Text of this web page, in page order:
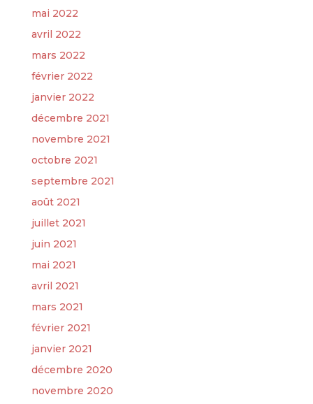
mai 2022
avril 2022
mars 2022
février 2022
janvier 2022
décembre 2021
novembre 2021
octobre 2021
septembre 2021
août 2021
juillet 2021
juin 2021
mai 2021
avril 2021
mars 2021
février 2021
janvier 2021
décembre 2020
novembre 2020